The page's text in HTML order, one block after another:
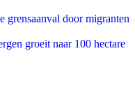
grensaanval door migranten
groeit naar 100 hectare